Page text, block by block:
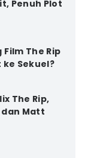
Penuh Plot
The Rip
ke Sekuel?
The Rip,
dan Matt